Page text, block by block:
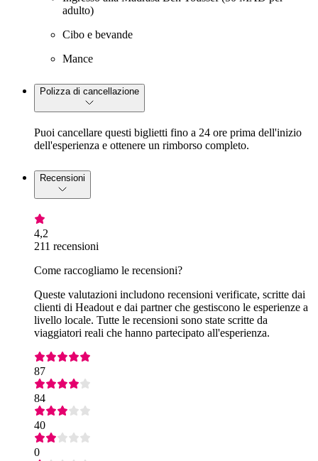
adulto)
Cibo e bevande
Mance
Polizza di cancellazione
Puoi cancellare questi biglietti fino a 24 ore prima dell'inizio
dell'esperienza e ottenere un rimborso completo.
Recensioni
4,2
211 recensioni
Come raccogliamo le recensioni?
Queste valutazioni includono recensioni verificate, scritte dai
clienti di Headout e dai partner che gestiscono le esperienze a
livello locale. Tutte le recensioni sono state scritte da
viaggiatori reali che hanno partecipato all'esperienza.
87
84
40
0